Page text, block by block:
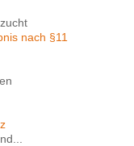
nach §11